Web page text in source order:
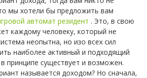
мы хотели бы предложить вам
автомат резидент . Это, в свою
каждому человеку, который не
неопытна, но изо всех сил
наиболее активный и подходящий
принципе существует и возможен.
называется доходом? Но сначала,